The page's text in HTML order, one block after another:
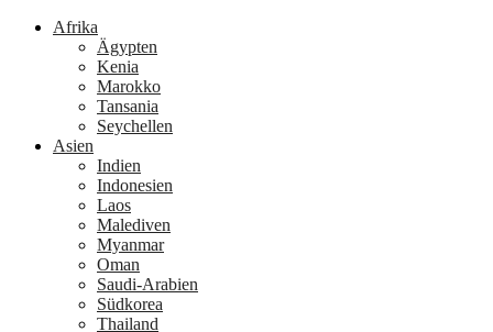
Afrika
Ägypten
Kenia
Marokko
Tansania
Seychellen
Asien
Indien
Indonesien
Laos
Malediven
Myanmar
Oman
Saudi-Arabien
Südkorea
Thailand